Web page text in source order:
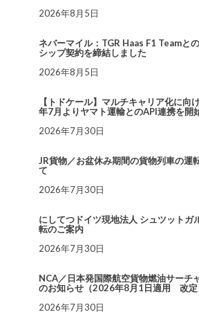
2026年8月5日
ネバーマイル：TGR Haas F1 Teamと
シップ契約を締結しました
2026年8月5日
【トドケール】マルチキャリア化に向
年7月よりヤマト運輸とのAPI連携を開
2026年7月30日
JR貨物／お盆休み期間の貨物列車の運
て
2026年7月30日
にしてつドイツ現地法人 シュツットガ
転のご案内
2026年7月30日
NCA／日本発国際航空貨物燃油サーチ
のお知らせ（2026年8月1日適用 改定
2026年7月30日